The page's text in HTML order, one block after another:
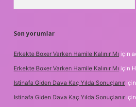
Son yorumlar
Erkekte Boxer Varken Hamile Kalınır Mı için
Erkekte Boxer Varken Hamile Kalınır Mı için
Istinafa Giden Dava Kaç Yılda Sonuçlanır için
Istinafa Giden Dava Kaç Yılda Sonuçlanır için